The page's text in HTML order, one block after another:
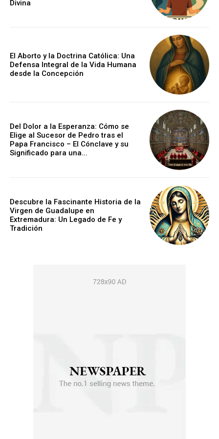
Divina
El Aborto y la Doctrina Católica: Una
Defensa Integral de la Vida Humana
desde la Concepción
Del Dolor a la Esperanza: Cómo se
Elige al Sucesor de Pedro tras el
Papa Francisco – El Cónclave y su
Significado para una...
Descubre la Fascinante Historia de la
Virgen de Guadalupe en
Extremadura: Un Legado de Fe y
Tradición